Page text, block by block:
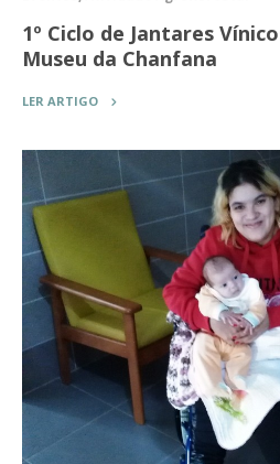
1º Ciclo de Jantares
Museu da Chanfana
LER ARTIGO